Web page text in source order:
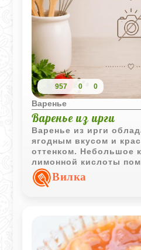
957 0 0
Варенье
Варенье из ирги
Варенье из ирги
ягодным вкусом и
оттенком. Небольшое
лимонной кислоты
яркость вкуса и
сладость.
Вилка